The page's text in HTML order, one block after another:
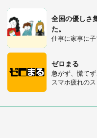
全国の優しさ
た。
仕事に家事に
ゼロまる
急がず、慌て
スマホ疲れの